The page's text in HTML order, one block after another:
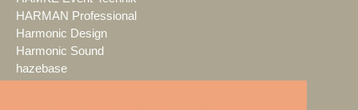
HARMAN Professional
Harmonic Design
Harmonic Sound
hazebase